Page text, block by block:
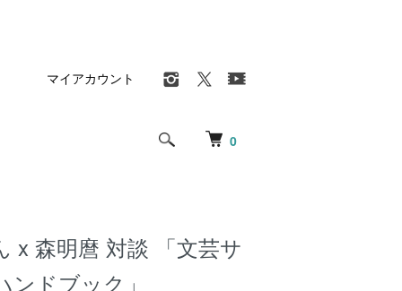
0
マイアカウント
x 森明麿 対談 「文芸サ
ドブック」